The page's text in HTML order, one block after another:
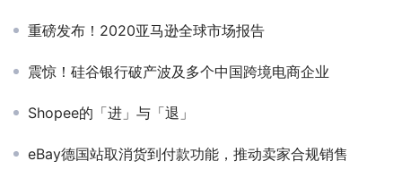
重磅发布！2020亚马逊全球市场报告
震惊！硅谷银行破产波及多个中国跨境电商企业
Shopee的「进」与「退」
eBay德国站取消货到付款功能，推动卖家合规销售